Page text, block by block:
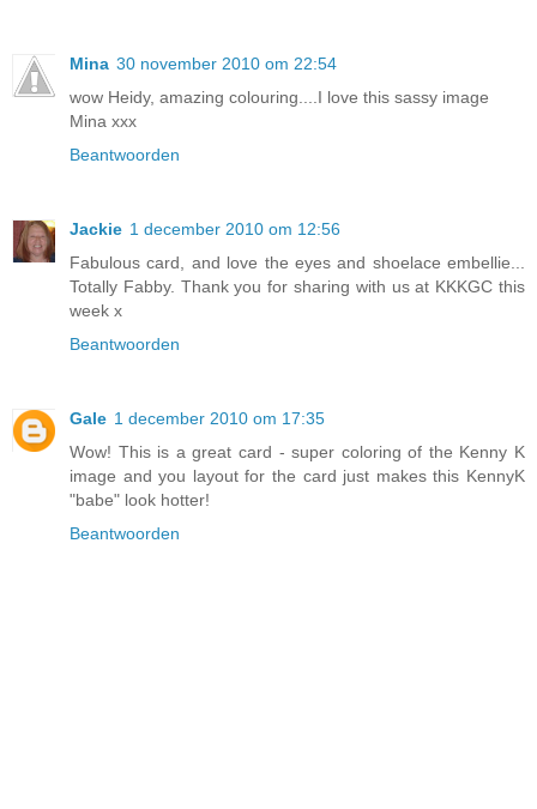
Mina 30 november 2010 om 22:54
wow Heidy, amazing colouring....I love this sassy image
Mina xxx
Beantwoorden
Jackie 1 december 2010 om 12:56
Fabulous card, and love the eyes and shoelace embellie...
Totally Fabby. Thank you for sharing with us at KKKGC this
week x
Beantwoorden
Gale 1 december 2010 om 17:35
Wow! This is a great card - super coloring of the Kenny K
image and you layout for the card just makes this KennyK
"babe" look hotter!
Beantwoorden